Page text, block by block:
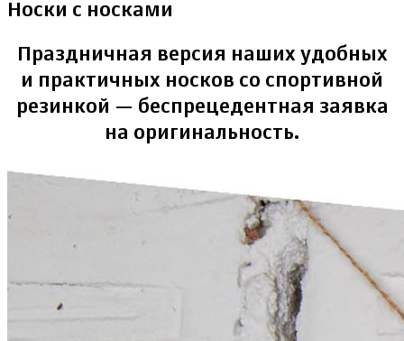
Носки с носками
Праздничная версия наших удобных
и практичных носков со спортивной
резинкой — беспрецедентная заявка
на оригинальность.